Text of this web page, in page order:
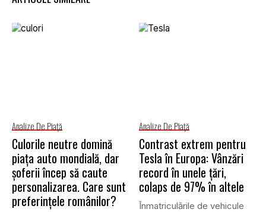
Analize De Piață
Culorile neutre domină
piața auto mondială, dar
șoferii încep să caute
personalizarea. Care sunt
preferințele românilor?
Analize De Piață
Contrast extrem pentru
Tesla în Europa: Vânzări
record în unele țări,
colaps de 97% în altele
Înmatriculările de vehicule